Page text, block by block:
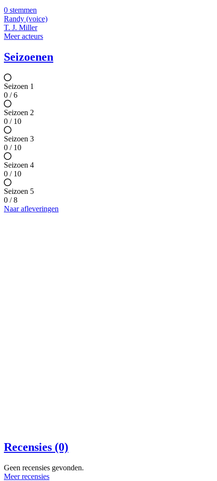
0 stemmen
Randy (voice)
T. J. Miller
Meer acteurs
Seizoenen
Seizoen 1
0 / 6
Seizoen 2
0 / 10
Seizoen 3
0 / 10
Seizoen 4
0 / 10
Seizoen 5
0 / 8
Naar afleveringen
Recensies (0)
Geen recensies gevonden.
Meer recensies